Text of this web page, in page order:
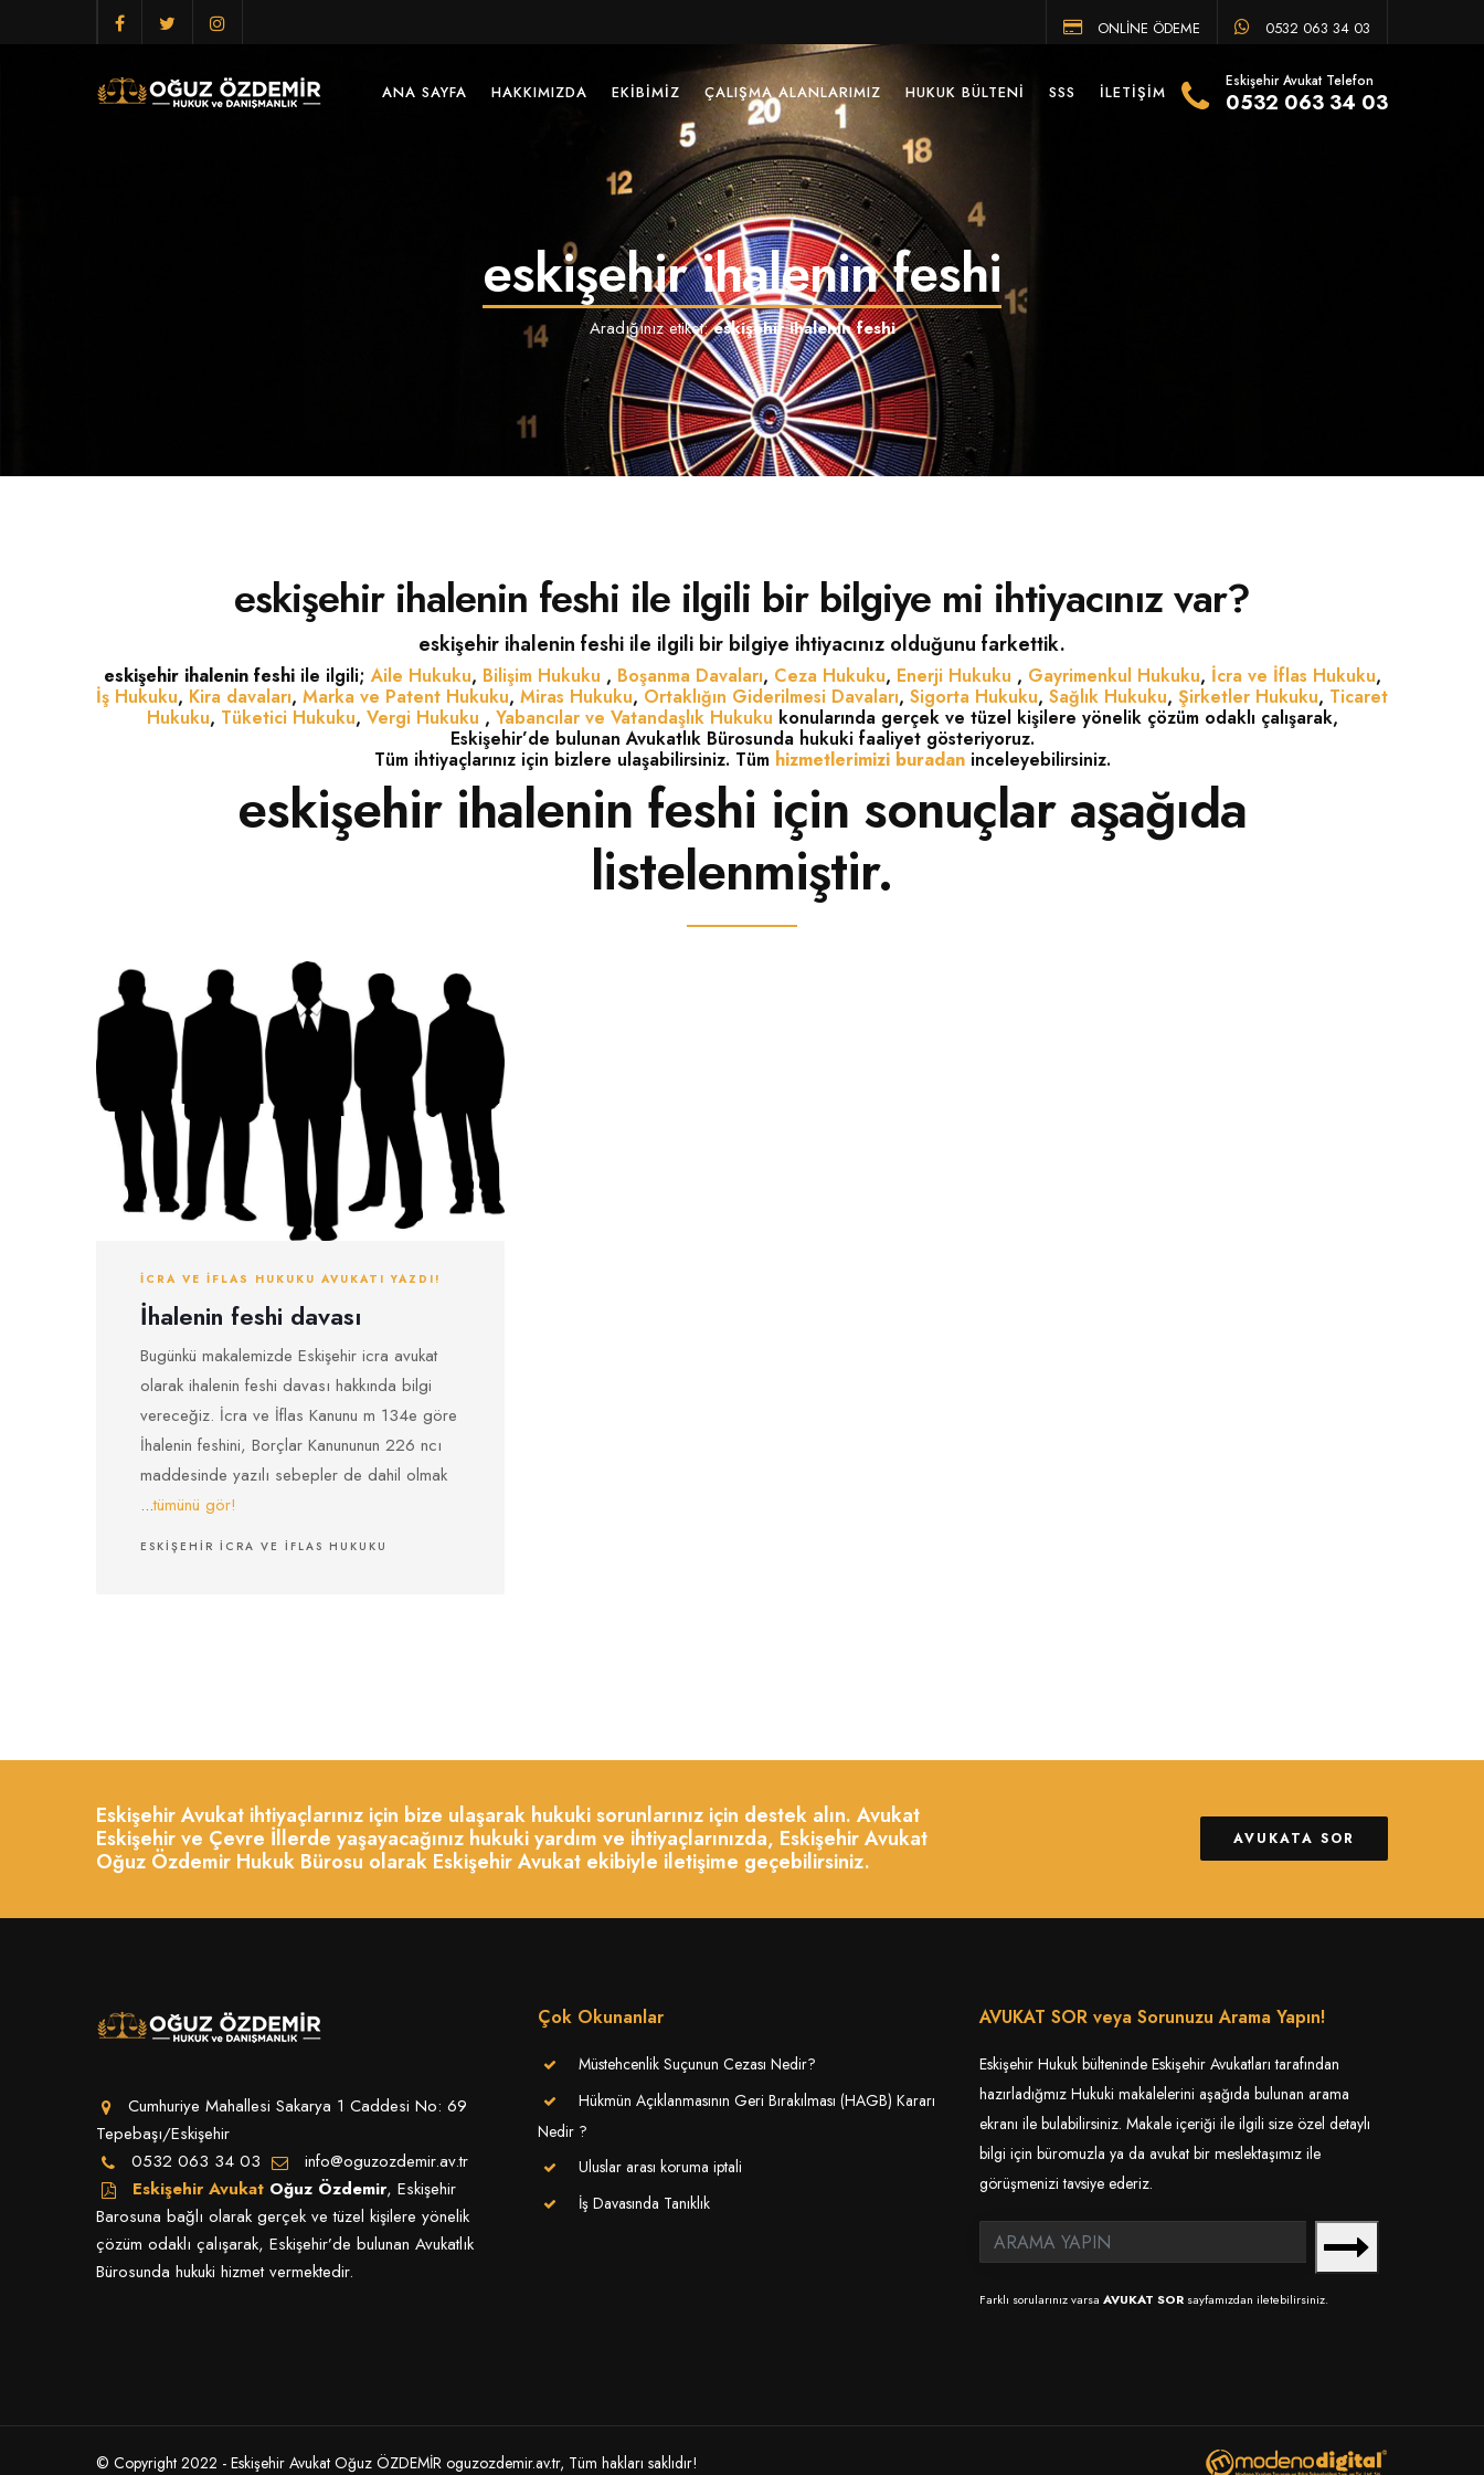
ONLİNE ÖDEME 0532 063 34 03
ANA SAYFA HAKKIMIZDA EKIBIMIZ ÇALIŞMA ALANLARIMIZ HUKUK BÜLTENI SSS İLETIŞIM
Eskişehir Avukat Telefon
0532 063 34 03
eskişehir ihalenin feshi
Aradığınız etiket:eskişehir ihalenin feshi
eskişehir ihalenin feshi ile ilgili bir bilgiye mi ihtiyacınız var?
eskişehir ihalenin feshi ile ilgili bir bilgiye ihtiyacınız olduğunu farkettik.
eskişehir ihalenin feshi ile ilgili;Aile Hukuku, Bilişim Hukuku , Boşanma Davaları, Ceza Hukuku, Enerji Hukuku , Gayrimenkul Hukuku, İcra ve İflas Hukuku,
İş Hukuku, Kira davaları, Marka ve Patent Hukuku, Miras Hukuku, Ortaklığın Giderilmesi Davaları, Sigorta Hukuku, Sağlık Hukuku, Şirketler Hukuku, Ticaret
Hukuku, Tüketici Hukuku, Vergi Hukuku , Yabancılar ve Vatandaşlık Hukuku konularında gerçek ve tüzel kişilere yönelik çözüm odaklı çalışarak,
Eskişehir’de bulunan Avukatlık Bürosunda hukuki faaliyet gösteriyoruz.
Tüm ihtiyaçlarınız için bizlere ulaşabilirsiniz. Tüm hizmetlerimizi buradaninceleyebilirsiniz.
eskişehir ihalenin feshi için sonuçlar aşağıda
listelenmiştir.
İCRA VE İFLAS HUKUKU AVUKATI YAZDI!
İhalenin feshi davası
Bugünkü makalemizde Eskişehir icra avukat
olarak ihalenin feshi davası hakkında bilgi
vereceğiz. İcra ve İflas Kanunu m 134e göre
İhalenin feshini, Borçlar Kanununun 226 ncı
maddesinde yazılı sebepler de dahil olmak
...tümünü gör!
ESKIŞEHIR İCRA VE İFLAS HUKUKU
Eskişehir Avukat ihtiyaçlarınız için bize ulaşarak hukuki sorunlarınız için destek alın. Avukat
Eskişehir ve Çevre İllerde yaşayacağınız hukuki yardım ve ihtiyaçlarınızda, Eskişehir Avukat
Oğuz Özdemir Hukuk Bürosu olarak Eskişehir Avukat ekibiyle iletişime geçebilirsiniz.
AVUKATA SOR
Cumhuriye Mahallesi Sakarya 1 Caddesi No: 69
Tepebaşı/Eskişehir
0532 063 34 03
info@oguzozdemir.av.tr
Eskişehir Avukat Oğuz Özdemir, Eskişehir
Barosuna bağlı olarak gerçek ve tüzel kişilere yönelik
çözüm odaklı çalışarak, Eskişehir’de bulunan Avukatlık
Bürosunda hukuki hizmet vermektedir.
Çok Okunanlar
Müstehcenlik Suçunun Cezası Nedir?
Hükmün Açıklanmasının Geri Bırakılması (HAGB) Kararı
Nedir ?
Uluslar arası koruma iptali
İş Davasında Tanıklık
AVUKAT SOR veya Sorunuzu Arama Yapın!
Eskişehir Hukuk bülteninde Eskişehir Avukatları tarafından
hazırladığmız Hukuki makalelerini aşağıda bulunan arama
ekranı ile bulabilirsiniz. Makale içeriği ile ilgili size özel detaylı
bilgi için büromuzla ya da avukat bir meslektaşımız ile
görüşmenizi tavsiye ederiz.
Farklı sorularınız varsa AVUKAT SOR sayfamızdan iletebilirsiniz.
© Copyright 2022 - Eskişehir Avukat Oğuz ÖZDEMİR oguzozdemir.av.tr, Tüm hakları saklıdır!